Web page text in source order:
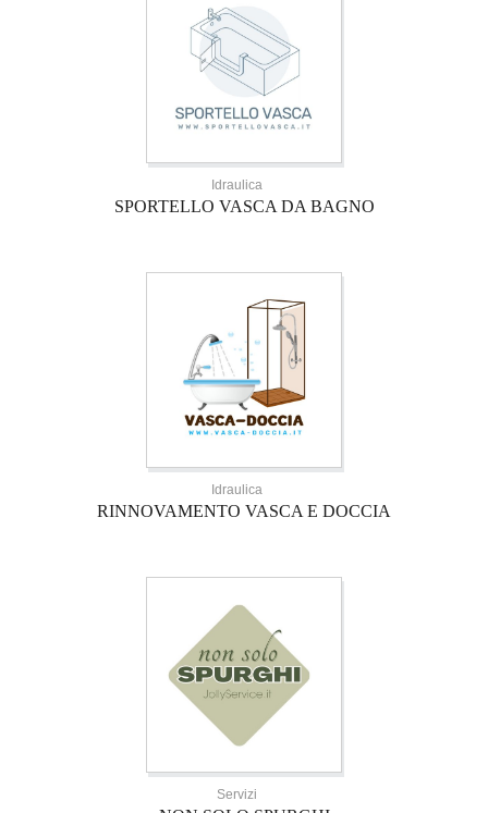
Idraulica
SPORTELLO VASCA DA BAGNO
Idraulica
RINNOVAMENTO VASCA E DOCCIA
Servizi